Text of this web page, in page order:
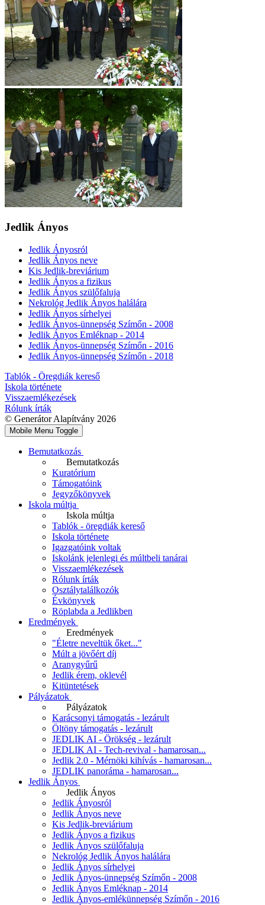
Jedlik Ányos
Jedlik Ányosról
Jedlik Ányos neve
Kis Jedlik-breviárium
Jedlik Ányos a fizikus
Jedlik Ányos szülőfaluja
Nekrológ Jedlik Ányos halálára
Jedlik Ányos sírhelyei
Jedlik Ányos-ünnepség Szímőn - 2008
Jedlik Ányos Emléknap - 2014
Jedlik Ányos-ünnepség Szímőn - 2016
Jedlik Ányos-ünnepség Szímőn - 2018
Tablók - Öregdiák kereső
Iskola története
Visszaemlékezések
Rólunk írták
© Generátor Alapítvány 2026
Mobile Menu Toggle
Bemutatkozás
Bemutatkozás
Kuratórium
Támogatóink
Jegyzőkönyvek
Iskola múltja
Iskola múltja
Tablók - öregdiák kereső
Iskola története
Igazgatóink voltak
Iskolánk jelenlegi és múltbeli tanárai
Visszaemlékezések
Rólunk írták
Osztálytalálkozók
Évkönyvek
Röplabda a Jedlikben
Eredmények
Eredmények
"Életre neveltük őket..."
Múlt a jövőért díj
Aranygyűrű
Jedlik érem, oklevél
Kitüntetések
Pályázatok
Pályázatok
Karácsonyi támogatás - lezárult
Öltöny támogatás - lezárult
JEDLIK AI - Örökség - lezárult
JEDLIK AI - Tech-revival - hamarosan...
Jedlik 2.0 - Mérnöki kihívás - hamarosan...
JEDLIK panoráma - hamarosan...
Jedlik Ányos
Jedlik Ányos
Jedlik Ányosról
Jedlik Ányos neve
Kis Jedlik-breviárium
Jedlik Ányos a fizikus
Jedlik Ányos szülőfaluja
Nekrológ Jedlik Ányos halálára
Jedlik Ányos sírhelyei
Jedlik Ányos-ünnepség Szímőn - 2008
Jedlik Ányos Emléknap - 2014
Jedlik Ányos-emlékünnepség Szímőn - 2016